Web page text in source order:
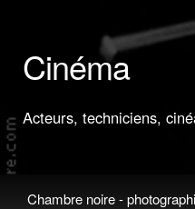
Cinéma
Acteurs, techniciens,
Chambre noire -